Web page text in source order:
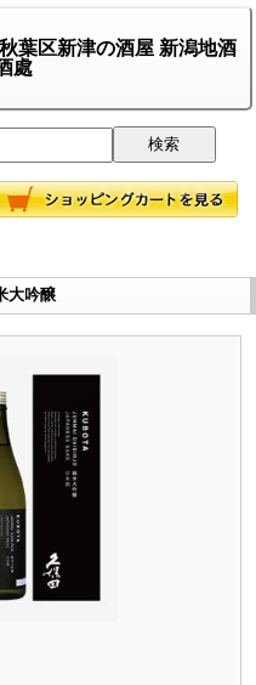
葉区新津の酒屋 新潟地酒
處
大吟醸